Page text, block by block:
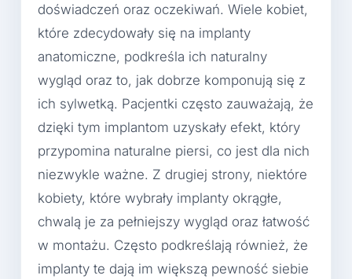
doświadczeń oraz oczekiwań. Wiele kobiet,
które zdecydowały się na implanty
anatomiczne, podkreśla ich naturalny
wygląd oraz to, jak dobrze komponują się z
ich sylwetką. Pacjentki często zauważają, że
dzięki tym implantom uzyskały efekt, który
przypomina naturalne piersi, co jest dla nich
niezwykle ważne. Z drugiej strony, niektóre
kobiety, które wybrały implanty okrągłe,
chwalą je za pełniejszy wygląd oraz łatwość
w montażu. Często podkreślają również, że
implanty te dają im większą pewność siebie